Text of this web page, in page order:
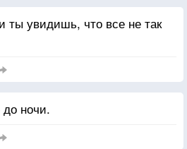
ты увидишь, что все не так
ночи.